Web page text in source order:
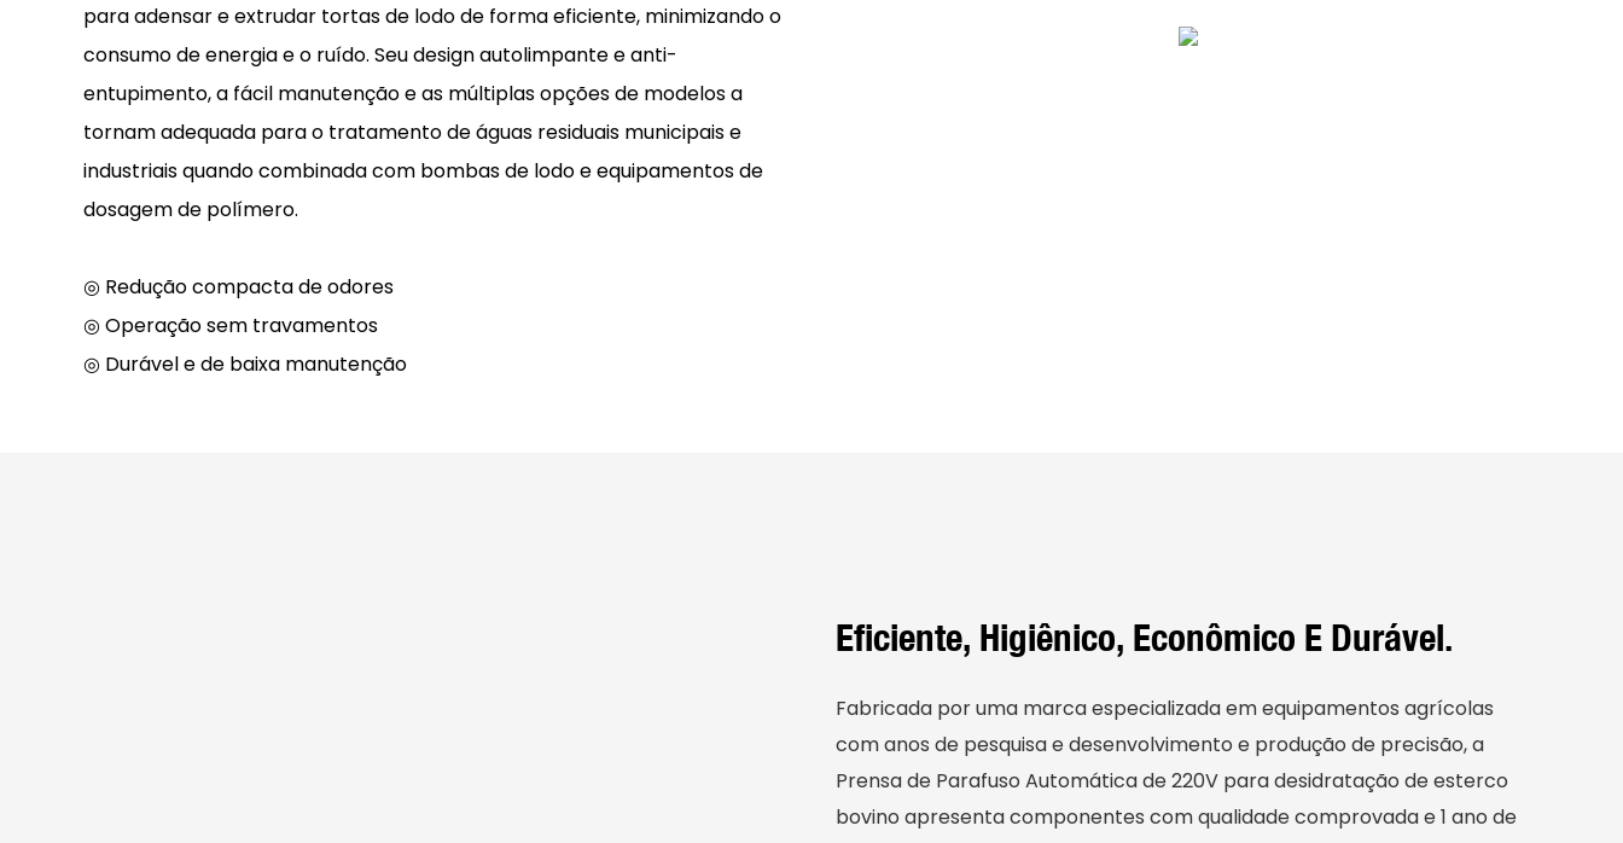
para adensar e extrudar tortas de lodo de forma eficiente, minimizando o
consumo de energia e o ruído. Seu design autolimpante e anti-
entupimento, a fácil manutenção e as múltiplas opções de modelos a
tornam adequada para o tratamento de águas residuais municipais e
industriais quando combinada com bombas de lodo e equipamentos de
dosagem de polímero.
◎ Redução compacta de odores
◎ Operação sem travamentos
◎ Durável e de baixa manutenção
Eficiente, Higiênico, Econômico E Durável.
Fabricada por uma marca especializada em equipamentos agrícolas
com anos de pesquisa e desenvolvimento e produção de precisão, a
Prensa de Parafuso Automática de 220V para desidratação de esterco
bovino apresenta componentes com qualidade comprovada e 1 ano de